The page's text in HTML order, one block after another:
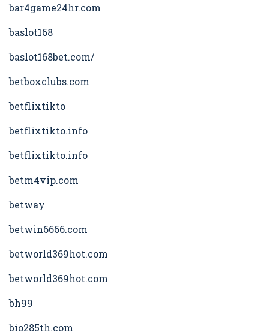
bar4game24hr.com
baslot168
baslot168bet.com/
betboxclubs.com
betflixtikto
betflixtikto.info
betflixtikto.info
betm4vip.com
betway
betwin6666.com
betworld369hot.com
betworld369hot.com
bh99
bio285th.com